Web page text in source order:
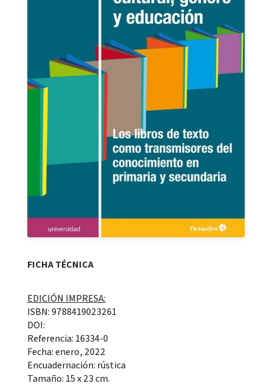
FICHA TÉCNICA
EDICIÓN IMPRESA:
ISBN: 9788419023261
DOI:
Referencia: 16334-0
Fecha: enero, 2022
Encuadernación: rústica
Tamaño: 15 x 23 cm.